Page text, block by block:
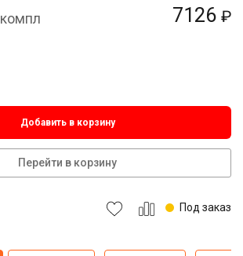
7126 ₽
компл
Добавить в корзину
Перейти в корзину
Под заказ